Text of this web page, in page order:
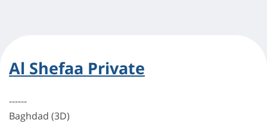
Al Shefaa Private
------
Baghdad (3D)